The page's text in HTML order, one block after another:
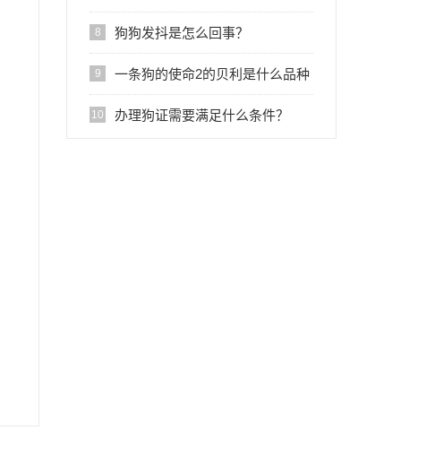
8 狗狗发抖是怎么回事？
9 一条狗的使命2的贝利是什么品种
狗
10 办理狗证需要满足什么条件？